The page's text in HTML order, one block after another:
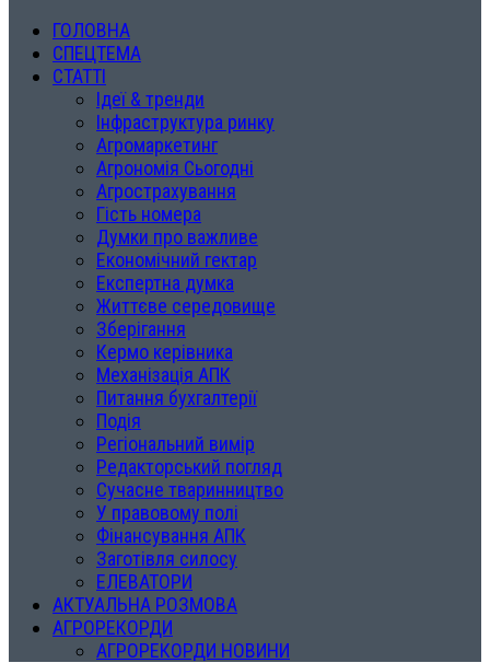
ГОЛОВНА
СПЕЦТЕМА
СТАТТІ
Ідеї & тренди
Інфраструктура ринку
Агромаркетинг
Агрономія Сьогодні
Агрострахування
Гість номера
Думки про важливе
Економічний гектар
Експертна думка
Життєве середовище
Зберігання
Кермо керівника
Механізація АПК
Питання бухгалтерії
Подія
Регіональний вимір
Редакторський погляд
Сучасне тваринництво
У правовому полі
Фінансування АПК
Заготівля силосу
ЕЛЕВАТОРИ
АКТУАЛЬНА РОЗМОВА
АГРОРЕКОРДИ
АГРОРЕКОРДИ НОВИНИ